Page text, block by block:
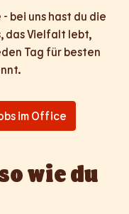
bei uns hast du die
das Vielfalt lebt,
Tag für besten
im Office
wie du